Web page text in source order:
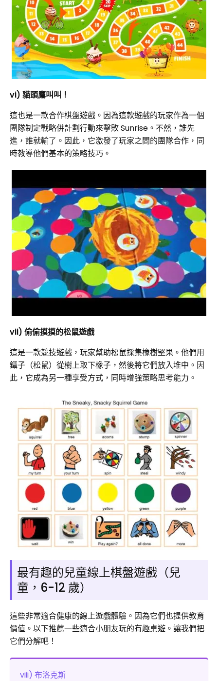
vi) 貓頭鷹叫叫！
這也是一款合作棋盤遊戲。因為這款遊戲的玩家作為一個
團隊制定戰略併計劃行動來擊敗 Sunrise。不然，誰先
進，誰就輸了。因此，它激發了玩家之間的團隊合作，同
時教導他們基本的策略技巧。
vii) 偷偷摸摸的松鼠遊戲
這是一款競技遊戲，玩家幫助松鼠採集橡樹堅果。他們用
鑷子（松鼠）從樹上取下橡子，然後將它們放入堆中。因
此，它成為另一種享受方式，同時增強策略思考能力。
最有趣的兒童線上棋盤遊戲（兒
童，6-12 歲）
這些非常適合健康的線上遊戲體驗。因為它們也提供教育
價值。以下推薦一些適合小朋友玩的有趣桌遊。讓我們把
它們分解吧！
viii) 布洛克斯